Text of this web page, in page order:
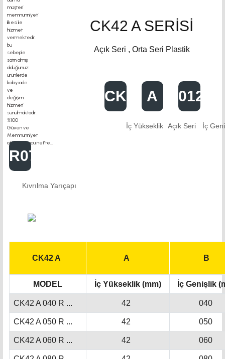
CK42 A SERİSİ
Açık Seri , Orta Seri Plastik
CK42
İç Yükseklik
A
Açık Seri
0120
İç
R075
Kıvrılma Yarıçapı
CK42 A A B
MODEL İç Yükseklik (mm) İç Genişlik
CK42 A 040 R ... 42 040
CK42 A 050 R ... 42 050
CK42 A 060 R ... 42 060